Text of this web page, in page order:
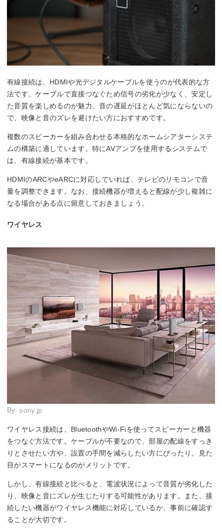
有線接続は、HDMIや光デジタルケーブルを使うのが代表的な方
法です。ケーブルで直接つなぐため信号の劣化が少なく、安定し
た音質を楽しめるのが魅力。音の遅延がほとんど気にならないの
で、映像と音のズレを避けたい方におすすめです。
複数のスピーカーを組み合わせる本格的なホームシアターシステ
ムの構築に適しています。特にAVアンプを使用するシステムで
は、有線接続が基本です。
HDMIのARCやeARCに対応していれば、テレビのリモコンで音
量を調整できます。なお、接続機器が増えると配線が少し複雑に
なる場合がある点に留意しておきましょう。
ワイヤレス
By: sony.jp
ワイヤレス接続は、BluetoothやWi-Fiを使ってスピーカーと機器
をつなぐ方法です。ケーブルが不要なので、部屋の配線をすっき
りとさせたい方や、設置の手間を減らしたい方にぴったり。見た
目がスマートになるのがメリットです。
しかし、有線接続と比べると、電波状況によって音質が劣化した
り、映像と音にズレが生じたりする可能性があります。また、接
続したい機器がワイヤレス機能に対応しているか、事前に確認す
ることが大切です。